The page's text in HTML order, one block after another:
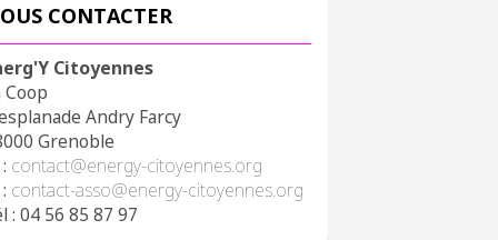
CONTACTER
Citoyennes
Coop
Andry Farcy
Grenoble
contact@energy-citoyennes.org
contact-asso@energy-citoyennes.org
: 04 56 85 87 97